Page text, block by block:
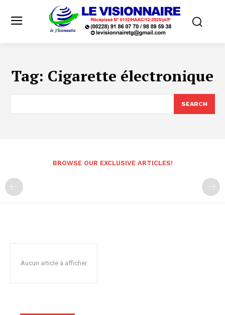
Tag: Cigarette électronique
SEARCH
BROWSE OUR EXCLUSIVE ARTICLES!
Aucun article à afficher